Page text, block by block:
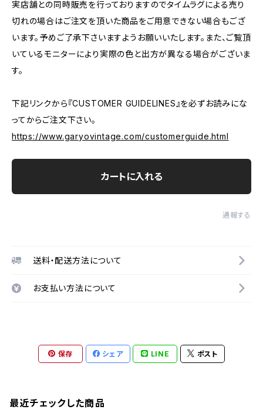
実店舗との同時販売を行っておりますのでタイムラグによる売り
切れの場合はご注文を頂いた商品をご用意できない場合もござ
います。予めご了承下さいますようお願いいたします。また、ご覧頂
いているモニターにより実際の色と出方が異なる場合がございま
す。
下記リンクから『CUSTOMER GUIDELINES』を必ずお読みにな
ってからご注文下さい。
https://www.garyovintage.com/customerguide.html
カートに入れる
通報する
送料・配送方法について
お支払い方法について
保存 シェア LINE ポスト
最近チェックした商品